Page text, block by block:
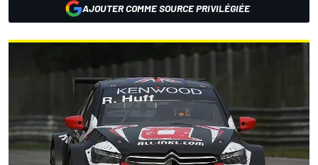
AJOUTER COMME SOURCE PRIVILÉGIÉE